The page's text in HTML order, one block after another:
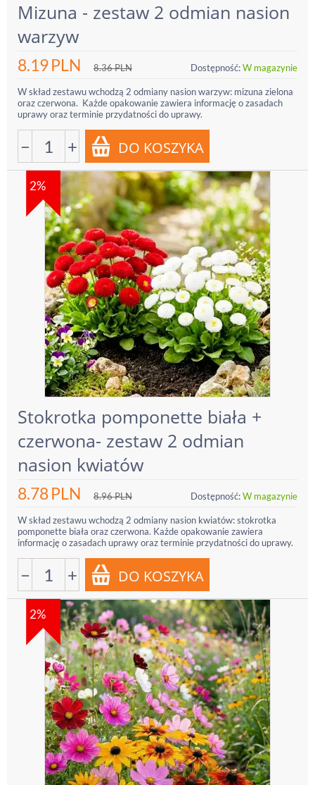
Mizuna - zestaw 2 odmian nasion
warzyw
8.19PLN 8.36PLN Dostępność:W magazynie
W skład zestawu wchodzą 2 odmiany nasion warzyw: mizuna zielona
oraz czerwona. Każde opakowanie zawiera informację o zasadach
uprawy oraz terminie przydatności do uprawy.
− +
2%
Stokrotka pomponette biała +
czerwona- zestaw 2 odmian
nasion kwiatów
8.78PLN 8.96PLN Dostępność:W magazynie
W skład zestawu wchodzą 2 odmiany nasion kwiatów: stokrotka
pomponette biała oraz czerwona. Każde opakowanie zawiera
informację o zasadach uprawy oraz terminie przydatności do uprawy.
− +
2%